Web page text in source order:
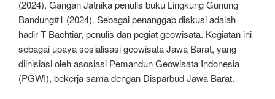
(2024), Gangan Jatnika penulis buku Lingkung Gunung
Bandung#1 (2024). Sebagai penanggap diskusi adalah
hadir T Bachtiar, penulis dan pegiat geowisata. Kegiatan ini
sebagai upaya sosialisasi geowisata Jawa Barat, yang
diinisiasi oleh asosiasi Pemandun Geowisata Indonesia
(PGWI), bekerja sama dengan Disparbud Jawa Barat.